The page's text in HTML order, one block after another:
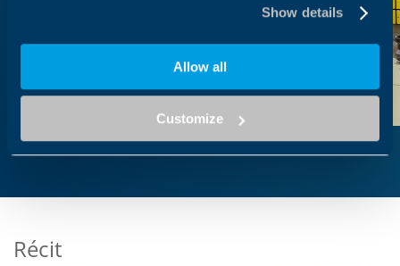
Show details
Allow all
Customize
Récit